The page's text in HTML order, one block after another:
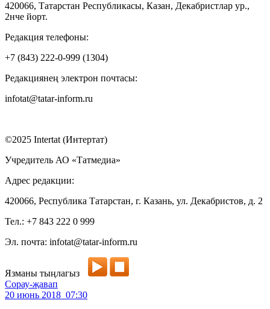
420066, Татарстан Республикасы, Казан, Декабристлар ур.,
2нче йорт.
Редакция телефоны:
+7 (843) 222-0-999 (1304)
Редакциянең электрон почтасы:
infotat@tatar-inform.ru
©2025 Intertat (Интертат)
Учредитель АО «Татмедиа»
Адрес редакции:
420066, Республика Татарстан, г. Казань, ул. Декабристов, д. 2
Тел.: +7 843 222 0 999
Эл. почта: infotat@tatar-inform.ru
Язманы тыңлагыз
Сорау-җавап
20 июнь 2018 07:30